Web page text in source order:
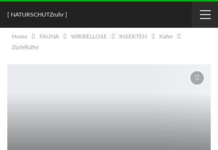
[ NATURSCHUTZruhr ]
Home FAUNA WIRBELLOSE INSEKTEN
Käfer
Zipfelkäfer